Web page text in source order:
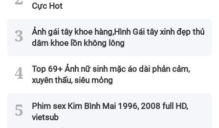
Cực Hot
Ảnh gái tây khoe hàng,Hình Gái tây xinh đẹp thủ
dâm khoe lồn không lông
Top 69+ Ảnh nữ sinh mặc áo dài phản cảm,
xuyên thấu, siêu mỏng
Phim sex Kim Bình Mai 1996, 2008 full HD,
vietsub